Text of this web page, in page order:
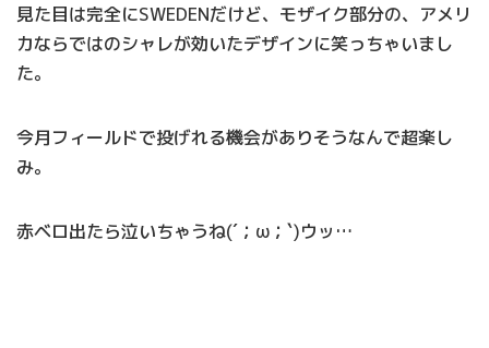
見た目は完全にSWEDENだけど、モザイク部分の、アメリ
カならではのシャレが効いたデザインに笑っちゃいまし
た。
今月フィールドで投げれる機会がありそうなんで超楽し
み。
赤ベロ出たら泣いちゃうね(´；ω；`)ウッ…